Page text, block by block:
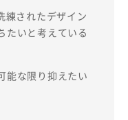
練されたデザイン
たいと考えている
能な限り抑えたい